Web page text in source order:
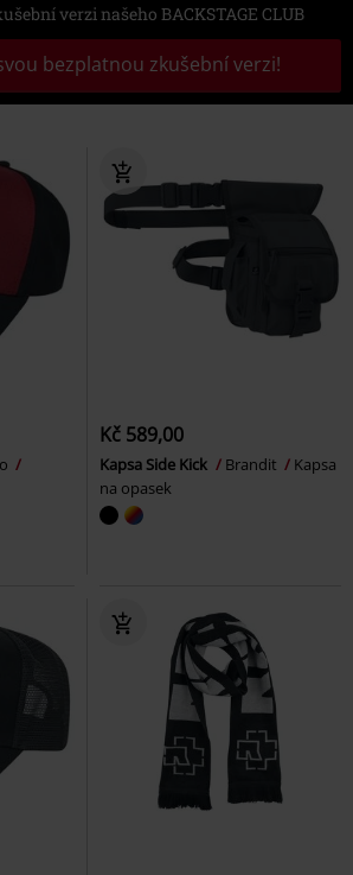
verzi našeho BACKSTAGE CLUB
bezplatnou zkušební verzi!
Kč 589,00
Kapsa Side Kick Brandit
Kapsa
na opasek